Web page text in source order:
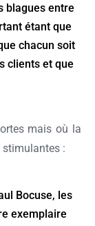
blagues entre
étant que
chacun soit
clients et que
mais où la
stimulantes :
Bocuse, les
exemplaire